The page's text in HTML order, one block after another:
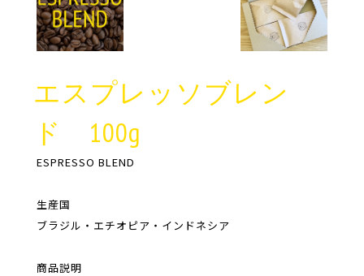
エスプレッソブレン
ド 100g
ESPRESSO BLEND
生産国
ブラジル・エチオピア・インドネシア
商品説明